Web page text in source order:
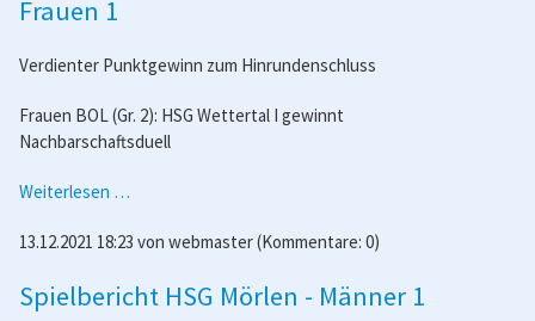
Frauen 1
Verdienter Punktgewinn zum Hinrundenschluss
Frauen BOL (Gr. 2): HSG Wettertal I gewinnt
Nachbarschaftsduell
Weiterlesen …
Butzbach
Frauen
13.12.2021 18:23 von webmaster(Kommentare: 0)
Spielbericht HSG Mörlen - Männer 1